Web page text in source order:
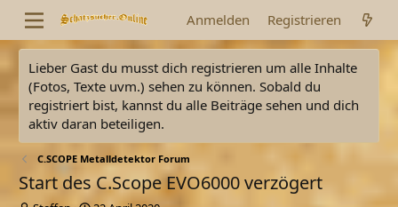
Anmelden Registrieren
Lieber Gast du musst dich registrieren um alle Inhalte
(Fotos, Texte uvm.) sehen zu können. Sobald du
registriert bist, kannst du alle Beiträge sehen und dich
aktiv daran beteiligen.
C.SCOPE Metalldetektor Forum
Start des C.Scope EVO6000 verzögert